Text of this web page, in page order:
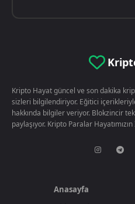
Kripto Hayat güncel ve son dakika
sizleri bilgilendiriyor. Eğitici
hakkında bilgiler veriyor. Blokzincir
paylaşıyor. Kripto Paralar
Anasayfa